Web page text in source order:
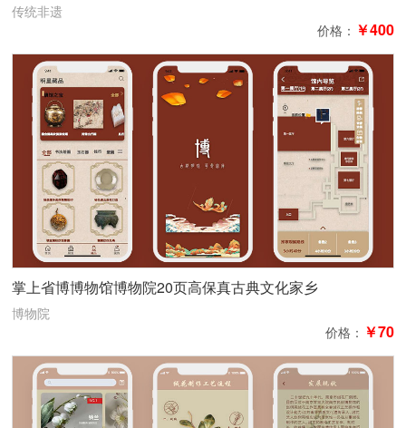
传统非遗
价格： ￥400
掌上省博博物馆博物院20页高保真古典文化家乡
博物院
价格： ￥70